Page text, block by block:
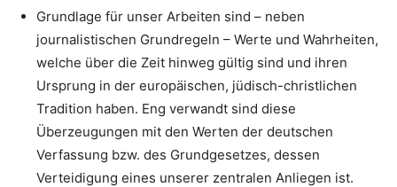
Grundlage für unser Arbeiten sind – neben
journalistischen Grundregeln – Werte und Wahrheiten,
welche über die Zeit hinweg gültig sind und ihren
Ursprung in der europäischen, jüdisch-christlichen
Tradition haben. Eng verwandt sind diese
Überzeugungen mit den Werten der deutschen
Verfassung bzw. des Grundgesetzes, dessen
Verteidigung eines unserer zentralen Anliegen ist.